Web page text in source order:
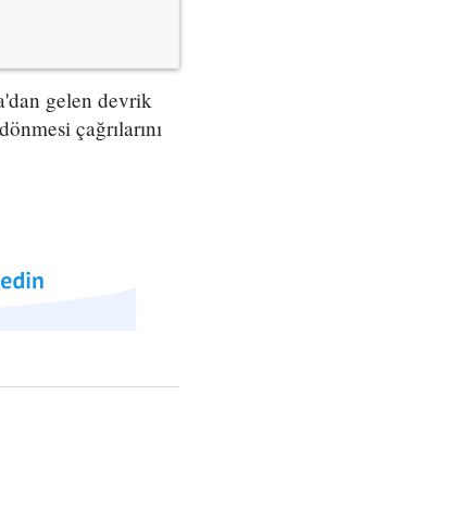
gelen devrik
çağrılarını